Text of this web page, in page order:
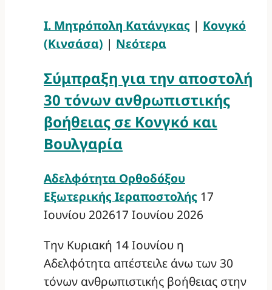
Ι. Μητρόπολη Κατάνγκας | Κονγκό
(Κινσάσα) | Νεότερα
Σύμπραξη για την αποστολή
30 τόνων ανθρωπιστικής
βοήθειας σε Κονγκό και
Βουλγαρία
Αδελφότητα Ορθοδόξου
Εξωτερικής Ιεραποστολής 17
Ιουνίου 202617 Ιουνίου 2026
Την Κυριακή 14 Ιουνίου η
Αδελφότητα απέστειλε άνω των 30
τόνων ανθρωπιστικής βοήθειας στην